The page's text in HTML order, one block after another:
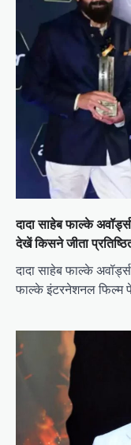
दादा साहेब फाल्के
देखें किसने जीता
दादा साहेब फाल्के
फाल्के इंटरनेशनल फिल्म